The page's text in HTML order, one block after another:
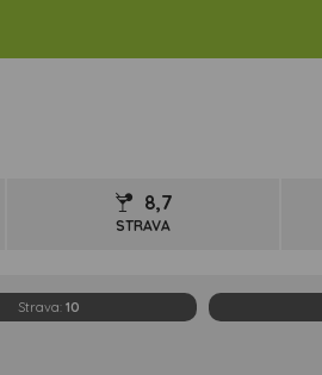
8,7
STRAVA
Strava:10